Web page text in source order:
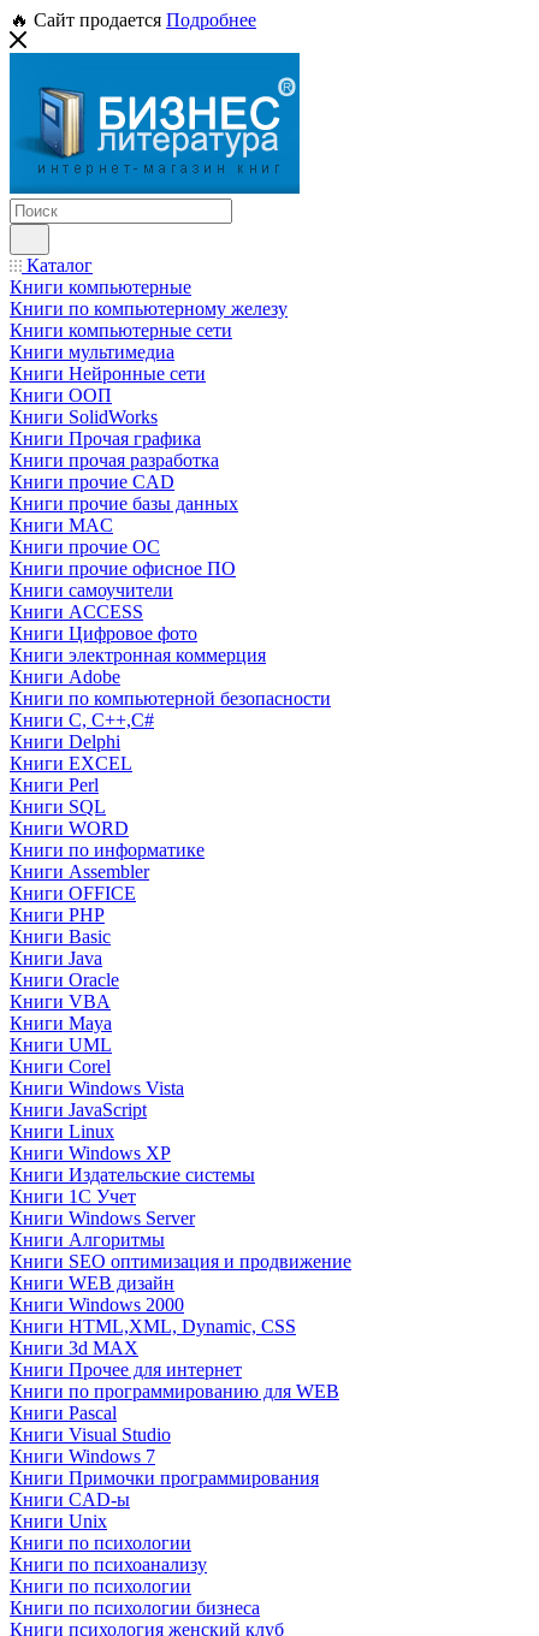
🔥 Сайт продается Подробнее
Каталог
Книги компьютерные
Книги по компьютерному железу
Книги компьютерные сети
Книги мультимедиа
Книги Нейронные сети
Книги ООП
Книги SolidWorks
Книги Прочая графика
Книги прочая разработка
Книги прочие CAD
Книги прочие базы данных
Книги MAC
Книги прочие ОС
Книги прочие офисное ПО
Книги самоучители
Книги ACCESS
Книги Цифровое фото
Книги электронная коммерция
Книги Adobe
Книги по компьютерной безопасности
Книги C, C++,С#
Книги Delphi
Книги EXCEL
Книги Perl
Книги SQL
Книги WORD
Книги по информатике
Книги Assembler
Книги OFFICE
Книги PHP
Книги Basic
Книги Java
Книги Oracle
Книги VBA
Книги Maya
Книги UML
Книги Corel
Книги Windows Vista
Книги JavaScript
Книги Linux
Книги Windows XP
Книги Издательские системы
Книги 1C Учет
Книги Windows Server
Книги Алгоритмы
Книги SEO оптимизация и продвижение
Книги WEB дизайн
Книги Windows 2000
Книги HTML,XML, Dynamic, CSS
Книги 3d MAX
Книги Прочее для интернет
Книги по программированию для WEB
Книги Pascal
Книги Visual Studio
Книги Windows 7
Книги Примочки программирования
Книги CAD-ы
Книги Unix
Книги по психологии
Книги по психоанализу
Книги по психологии
Книги по психологии бизнеса
Книги психология женский клуб